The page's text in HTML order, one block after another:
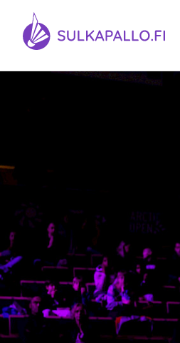
Siirry sivun sisältöön
SIIRRY ETUSIVULLE